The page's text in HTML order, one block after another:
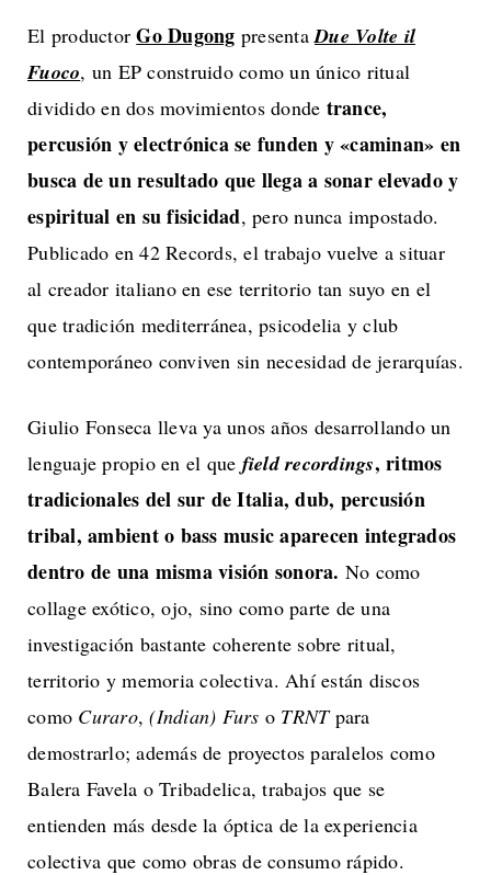
El productorGo Dugong presentaDue Volte il
Fuoco, un EP construido como un único ritual
dividido en dos movimientos donde trance,
percusión y electrónica se funden y «caminan» en
busca de un resultado que llega a sonar elevado y
espiritual en su fisicidad, pero nunca impostado.
Publicado en 42 Records, el trabajo vuelve a situar
al creador italiano en ese territorio tan suyo en el
que tradición mediterránea, psicodelia y club
contemporáneo conviven sin necesidad de jerarquías.
Giulio Fonseca lleva ya unos años desarrollando un
lenguaje propio en el que field recordings, ritmos
tradicionales del sur de Italia, dub, percusión
tribal, ambient o bass music aparecen integrados
dentro de una misma visión sonora. No como
collage exótico, ojo, sino como parte de una
investigación bastante coherente sobre ritual,
territorio y memoria colectiva. Ahí están discos
como Curaro,(Indian) Furs o TRNTpara
demostrarlo; además de proyectos paralelos como
Balera Favela o Tribadelica, trabajos que se
entienden más desde la óptica de la experiencia
colectiva que como obras de consumo rápido.